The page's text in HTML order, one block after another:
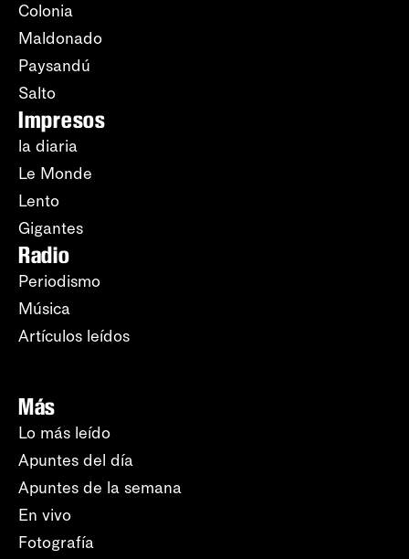
Colonia
Maldonado
Paysandú
Salto
Impresos
la diaria
Le Monde
Lento
Gigantes
Radio
Periodismo
Música
Artículos leídos
Más
Lo más leído
Apuntes del día
Apuntes de la semana
En vivo
Fotografía